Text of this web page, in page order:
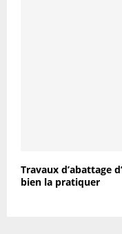
Travaux d’abattage
bien la pratiquer